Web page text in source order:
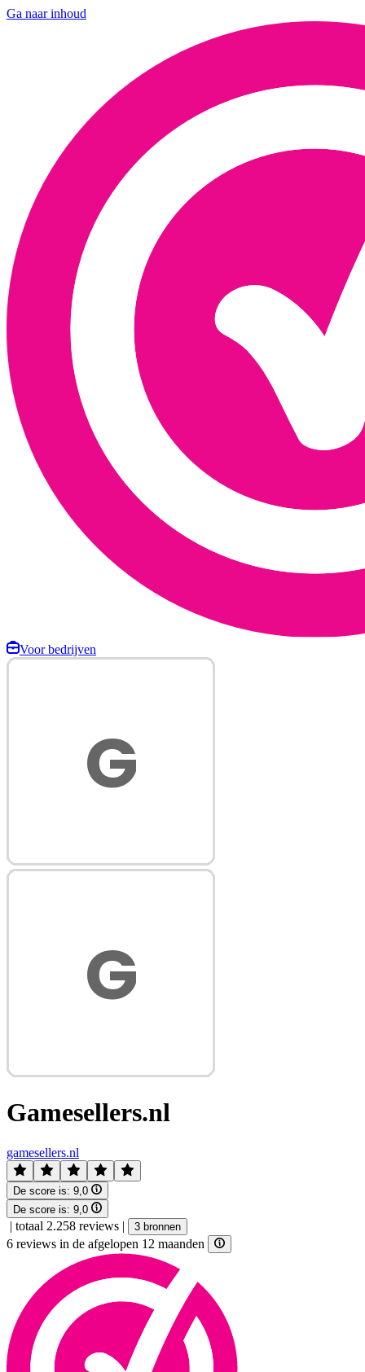
Ga naar inhoud
Voor bedrijven
Gamesellers.nl
gamesellers.nl
De score is: 9,0
De score is: 9,0
| totaal 2.258 reviews | 3 bronnen
6 reviews in de afgelopen 12 maanden